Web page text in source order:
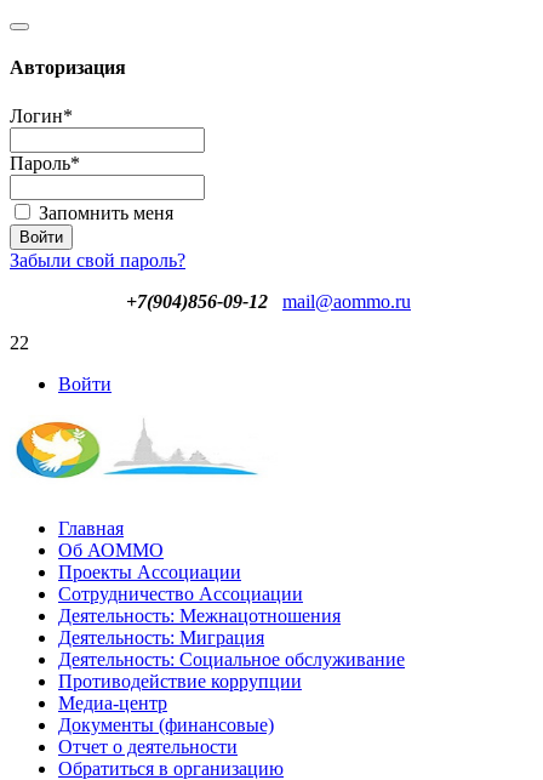
Авторизация
Логин*
Пароль*
Запомнить меня
Забыли свой пароль?
+7(904)856-09-12
mail@aommo.ru
22
Войти
Главная
Об АОММО
Проекты Ассоциации
Сотрудничество Ассоциации
Деятельность: Межнацотношения
Деятельность: Миграция
Деятельность: Социальное обслуживание
Противодействие коррупции
Медиа-центр
Документы (финансовые)
Отчет о деятельности
Обратиться в организацию